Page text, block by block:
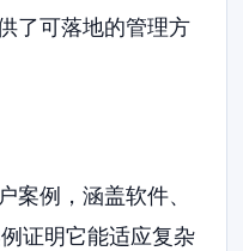
了可落地的管理方
案例，涵盖软件、
证明它能适应复杂